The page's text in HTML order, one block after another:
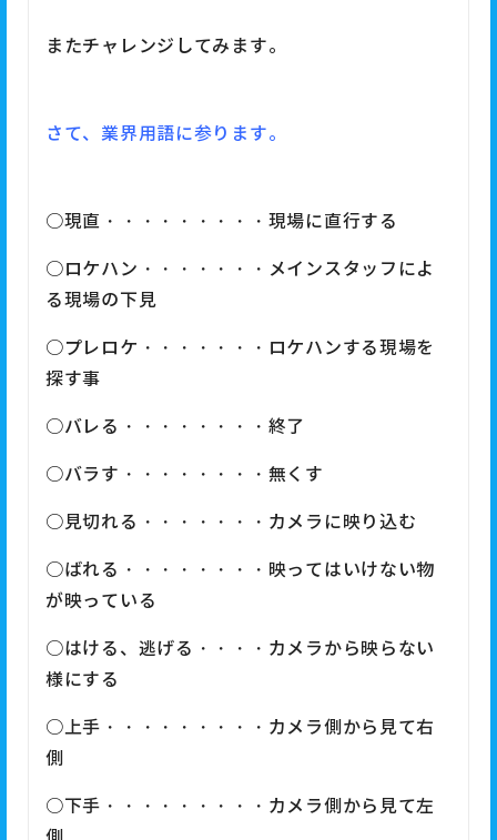
またチャレンジしてみます。
さて、業界用語に参ります。
○現直・・・・・・・・・現場に直行する
○ロケハン・・・・・・・メインスタッフによ
る現場の下見
○プレロケ・・・・・・・ロケハンする現場を
探す事
○バレる・・・・・・・・終了
○バラす・・・・・・・・無くす
○見切れる・・・・・・・カメラに映り込む
○ばれる・・・・・・・・映ってはいけない物
が映っている
○はける、逃げる・・・・カメラから映らない
様にする
○上手・・・・・・・・・カメラ側から見て右
側
○下手・・・・・・・・・カメラ側から見て左